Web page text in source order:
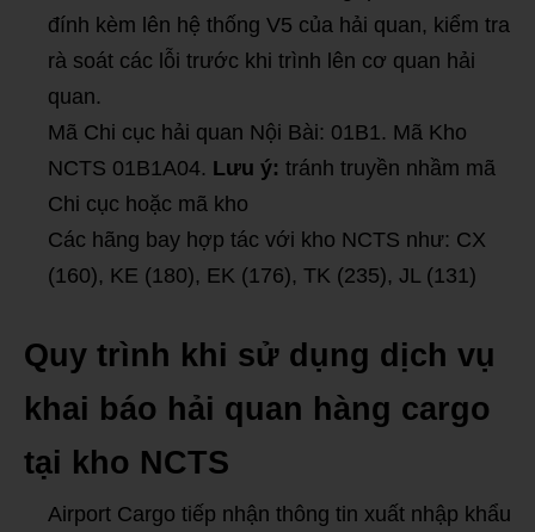
đính kèm lên hệ thống V5 của hải quan, kiểm tra
rà soát các lỗi trước khi trình lên cơ quan hải
quan.
Mã Chi cục hải quan Nội Bài: 01B1. Mã Kho
NCTS 01B1A04. Lưu ý: tránh truyền nhầm mã
Chi cục hoặc mã kho
Các hãng bay hợp tác với kho NCTS như: CX
(160), KE (180), EK (176), TK (235), JL (131)
Quy trình khi sử dụng dịch vụ
khai báo hải quan hàng cargo
tại kho NCTS
Airport Cargo tiếp nhận thông tin xuất nhập khẩu